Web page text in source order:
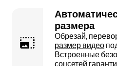
размера
Обрезай,
размер видео
Встроенные
соцсетей